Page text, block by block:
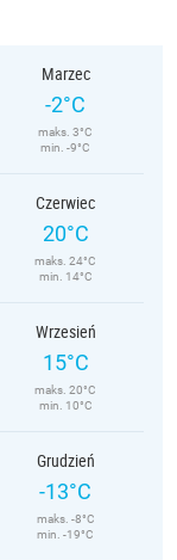
Marzec
-2°C
maks. 3°C
min. -9°C
Czerwiec
20°C
maks. 24°C
min. 14°C
Wrzesień
15°C
maks. 20°C
min. 10°C
Grudzień
-13°C
maks. -8°C
min. -19°C